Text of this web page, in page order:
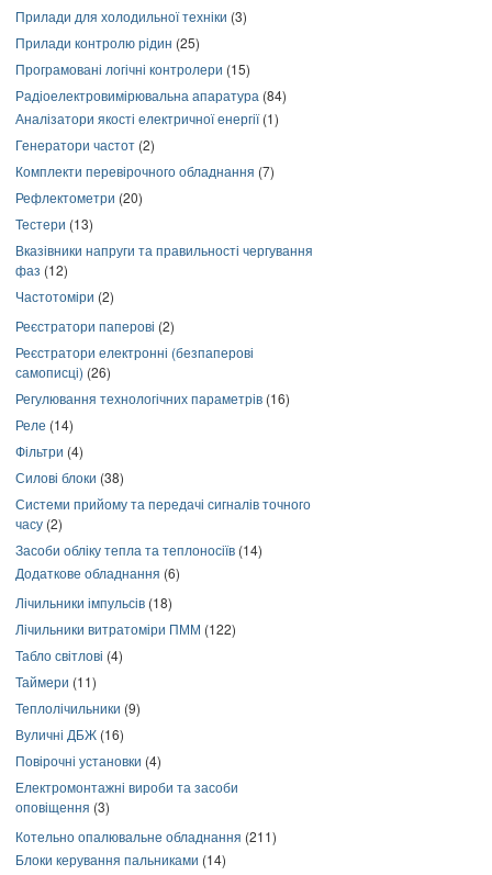
Прилади для холодильної техніки (3)
Прилади контролю рідин (25)
Програмовані логічні контролери (15)
Радіоелектровимірювальна апаратура (84)
Аналізатори якості електричної енергії(1)
Генератори частот (2)
Комплекти перевірочного обладнання (7)
Рефлектометри (20)
Тестери (13)
Вказівники напруги та правильності чергування
фаз (12)
Частотоміри (2)
Реєстратори паперові (2)
Реєстратори електронні (безпаперові
самописці) (26)
Регулювання технологічних параметрів (16)
Реле (14)
Фільтри (4)
Силові блоки (38)
Системи прийому та передачі сигналів точного
часу (2)
Засоби обліку тепла та теплоносіїв (14)
Додаткове обладнання (6)
Лічильники імпульсів (18)
Лічильники витратоміри ПММ (122)
Табло світлові (4)
Таймери (11)
Теплолічильники (9)
Вуличні ДБЖ (16)
Повірочні установки (4)
Електромонтажні вироби та засоби
оповіщення (3)
Котельно опалювальне обладнання (211)
Блоки керування пальниками (14)